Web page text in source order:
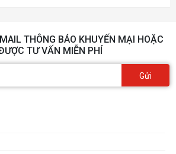
THÔNG BÁO KHUYẾN MẠI HOẶC
TƯ VẤN MIỄN PHÍ
Gửi